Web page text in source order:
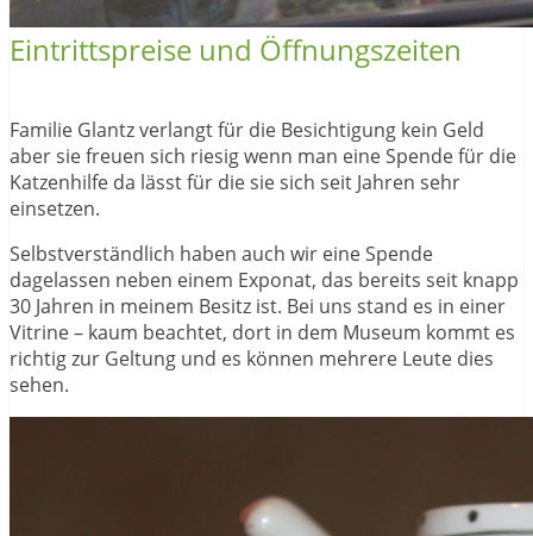
Eintrittspreise und Öffnungszeiten
Familie Glantz verlangt für die Besichtigung kein Geld
aber sie freuen sich riesig wenn man eine Spende für die
Katzenhilfe da lässt für die sie sich seit Jahren sehr
einsetzen.
Selbstverständlich haben auch wir eine Spende
dagelassen neben einem Exponat, das bereits seit knapp
30 Jahren in meinem Besitz ist. Bei uns stand es in einer
Vitrine – kaum beachtet, dort in dem Museum kommt es
richtig zur Geltung und es können mehrere Leute dies
sehen.